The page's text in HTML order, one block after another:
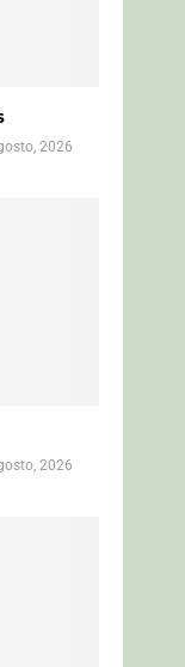
2026
2026